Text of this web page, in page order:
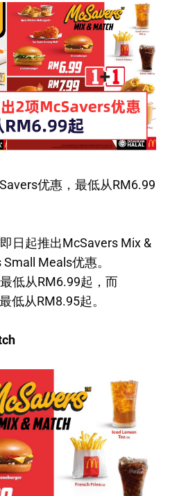
优惠，最低从RM6.99
日起推出McSavers Mix &
Meals优惠。
低从RM6.99起，而
低从RM8.95起。